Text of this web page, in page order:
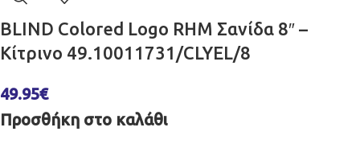
BLIND Colored Logo RHM Σανίδα 8″ –
Κίτρινο 49.10011731/CLYEL/8
49.95€
Προσθήκη στο καλάθι